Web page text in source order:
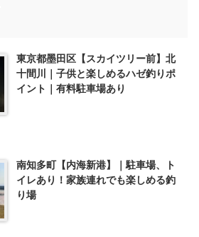
東京都墨田区【スカイツリー前】北
十間川｜子供と楽しめるハゼ釣りポ
イント｜有料駐車場あり
南知多町【内海新港】｜駐車場、ト
イレあり！家族連れでも楽しめる釣
り場